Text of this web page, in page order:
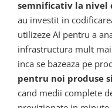
semnificativ la nivel
au investit in
utilizeze AI pentru a
infrastructura mult
inca se bazeaza pe
pentru noi produse
cand medii complete